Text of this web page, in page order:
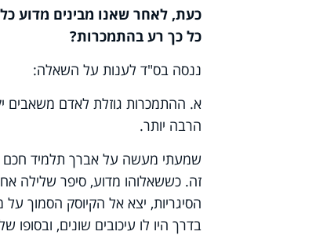
כעת, לאחר שאנו מבינים מדוע
כל כך רע בהתמכרות?
ננסה בס"ד לענות על השאלה:
א. ההתמכרות גוזלת לאדם משאבים
הרבה יותר.
שמעתי מעשה על אברך תלמיד חכם
זה. כששאלוהו מדוע, סיפר שלילה
הסיגריות, יצא אל הקיוסק הסמוך
בדרך היו לו עיכובים שונים,